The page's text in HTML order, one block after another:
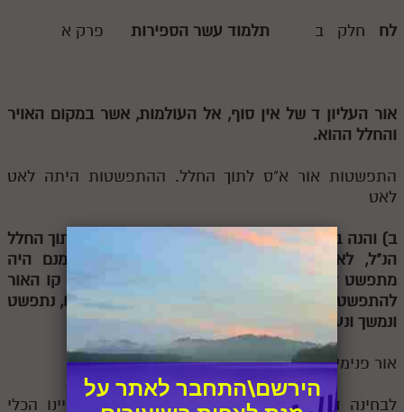
לח חלק ב תלמוד עשר הספירות פרק א
אור העליון ד של אין סוף, אל העולמות, אשר במקום האויר
והחלל ההוא.
התפשטות אור א"ס לתוך החלל. ההתפשטות היתה לאט
לאט
ב) והנה בהיות אור הא"ס נמשך, בבחינת
קו ישר תוך החלל
הנ"ל, לא נמשך ונתפשט
תיכף עד למטה, אמנם היה
מתפשט לאט לאט, רצוני
לומר, כי בתחילה התחיל קו האור
להתפשט, ושם תיכף
התפשטותו בסוד קו, נתפשט
ונמשך ונעשה, כעין
גלגל אחד עגול מסביב.
אור פנימי
לבחינה ד'. וכשאנו מדברים על כללות הכלי, דהיינו הכלי
הירשם\התחבר לאתר על